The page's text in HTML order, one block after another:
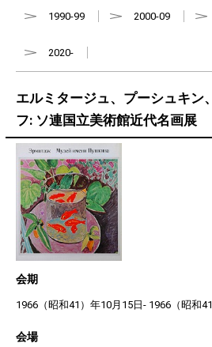
1990-99 2000-09
2020-
エルミタージュ、プーシュキン
フ: ソ連国立美術館近代名画展
会期
1966（昭和41）年10月15日- 1966（昭和
会場